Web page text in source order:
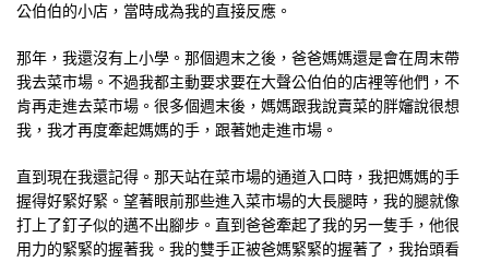
公伯伯的小店，當時成為我的直接反應。
那年，我還沒有上小學。那個週末之後，爸爸媽媽還是會在周末帶
我去菜市場。不過我都主動要求要在大聲公伯伯的店裡等他們，不
肯再走進去菜市場。很多個週末後，媽媽跟我說賣菜的胖嬸說很想
我，我才再度牽起媽媽的手，跟著她走進市場。
直到現在我還記得。那天站在菜市場的通道入口時，我把媽媽的手
握得好緊好緊。望著眼前那些進入菜市場的大長腿時，我的腿就像
打上了釘子似的邁不出腳步。直到爸爸牽起了我的另一隻手，他很
用力的緊緊的握著我。我的雙手正被爸媽緊緊的握著了，我抬頭看